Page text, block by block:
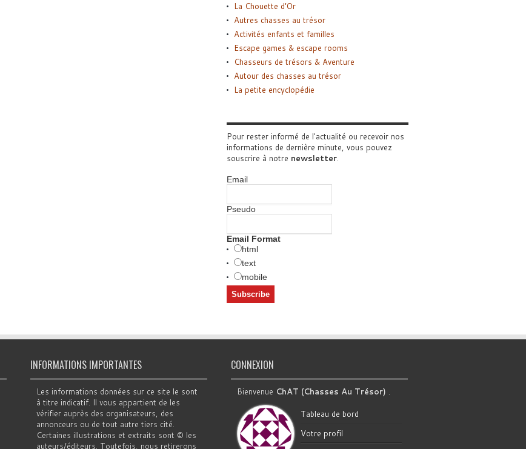
La Chouette d’Or
Autres chasses au trésor
Activités enfants et familles
Escape games & escape rooms
Chasseurs de trésors & Aventure
Autour des chasses au trésor
La petite encyclopédie
Pour rester informé de l'actualité ou recevoir nos
informations de dernière minute, vous pouvez
souscrire à notre newsletter.
Email
Pseudo
Email Format
html
text
mobile
INFORMATIONS IMPORTANTES
Les informations données sur ce site le sont
à titre indicatif. Il vous appartient de les
vérifier auprès des organisateurs, des
annonceurs ou de tout autre tiers cité.
Certaines illustrations et extraits sont © les
auteurs/éditeurs. Toutefois, nous retirerons
CONNEXION
Bienvenue ChAT (Chasses Au Trésor) .
Tableau de bord
Votre profil